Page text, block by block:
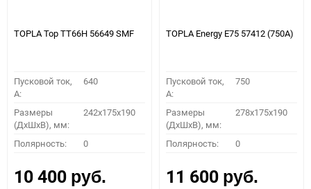
TOPLA Top TT66H 56649 SMF
Пусковой ток,
A:
640
Размеры
(ДхШхВ), мм:
242x175x190
Полярность: 0
10 400 руб.
TOPLA Energy E75 57412 (750A)
Пусковой ток,
A:
750
Размеры
(ДхШхВ), мм:
278x175x190
Полярность: 0
11 600 руб.